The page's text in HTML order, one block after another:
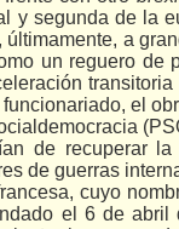
y segunda de la
a
un reguero de
transitoria
el
de recuperar
de guerras
cuyo
el 6 de abril